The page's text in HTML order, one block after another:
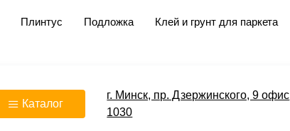
Плинтус Подложка Клей и грунт для паркета
Каталог
г. Минск, пр. Дзержинского, 9 офис
1030